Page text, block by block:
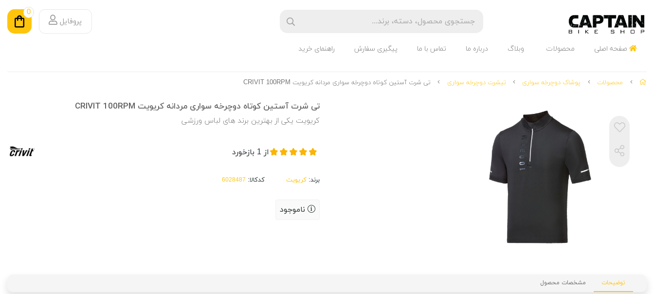
پروفایل
0
صفحه اصلی محصولات وبلاگ درباره ما تماس با ما پیگیری سفارش راهنمای خرید
محصولات پوشاک دوچرخه سواری تیشرت دوچرخه سواری تی شرت آستین کوتاه دوچرخه سواری مردانه کریویت CRIVIT 100RPM
تی شرت آستین کوتاه دوچرخه سواری مردانه کریویت CRIVIT 100RPM
کریویت یکی از بهترین برند های لباس ورزشی
از 1 بازخورد
برند: کریویت کدکالا:
ناموجود
توضیحات مشخصات محصول